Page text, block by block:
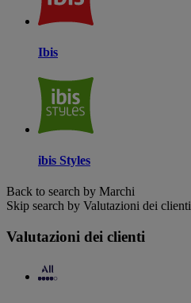
Ibis
ibis Styles
Back to search by Marchi
Skip search by Valutazioni dei clienti
Valutazioni dei clienti